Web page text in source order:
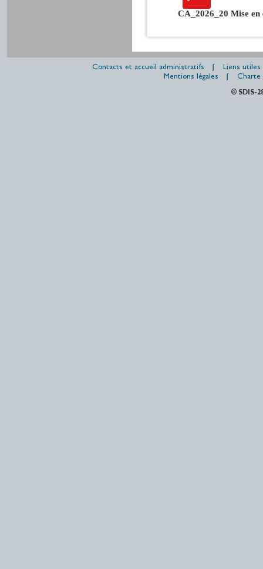
CA_2026_20 Mise
Contacts et accueil administratifs
Liens utiles
Mentions légales
Charte
© SDIS-